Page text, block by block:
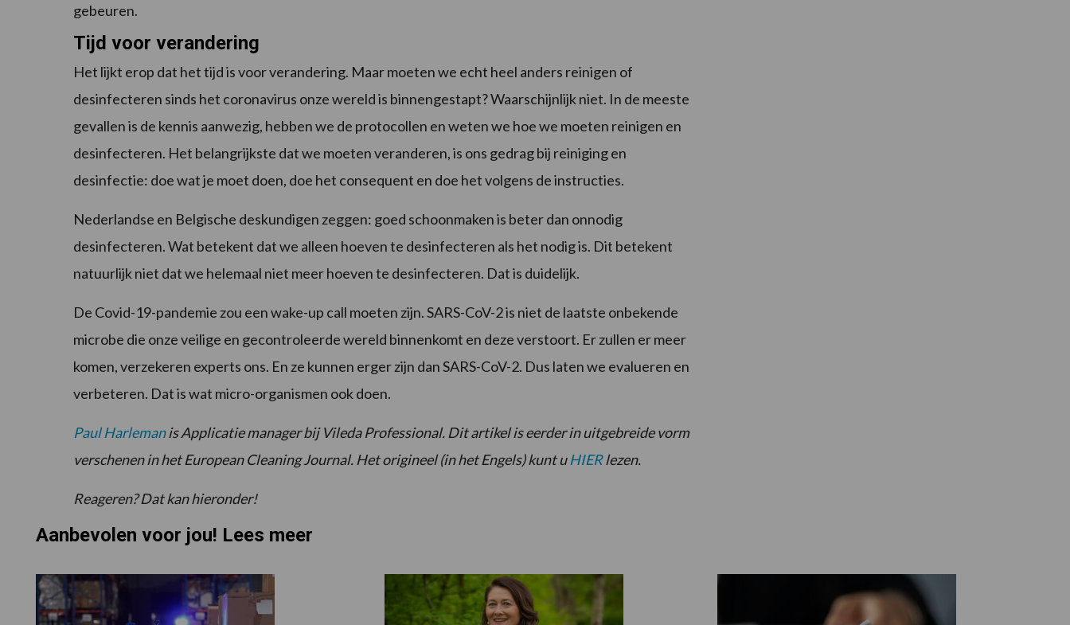
gebeuren.
Tijd voor verandering
Het lijkt erop dat het tijd is voor verandering. Maar moeten we echt heel anders reinigen of
desinfecteren sinds het coronavirus onze wereld is binnengestapt? Waarschijnlijk niet. In de meeste
gevallen is de kennis aanwezig, hebben we de protocollen en weten we hoe we moeten reinigen en
desinfecteren. Het belangrijkste dat we moeten veranderen, is ons gedrag bij reiniging en
desinfectie: doe wat je moet doen, doe het consequent en doe het volgens de instructies.
Nederlandse en Belgische deskundigen zeggen: goed schoonmaken is beter dan onnodig
desinfecteren. Wat betekent dat we alleen hoeven te desinfecteren als het nodig is. Dit betekent
natuurlijk niet dat we helemaal niet meer hoeven te desinfecteren. Dat is duidelijk.
De Covid-19-pandemie zou een wake-up call moeten zijn. SARS-CoV-2 is niet de laatste onbekende
microbe die onze veilige en gecontroleerde wereld binnenkomt en deze verstoort. Er zullen er meer
komen, verzekeren experts ons. En ze kunnen erger zijn dan SARS-CoV-2. Dus laten we evalueren en
verbeteren. Dat is wat micro-organismen ook doen.
Paul Harlemanis Applicatie manager bij Vileda Professional. Dit artikel is eerder in uitgebreide vorm
verschenen in het European Cleaning Journal. Het origineel (in het Engels) kunt uHIERlezen.
Reageren? Dat kan hieronder!
Aanbevolen voor jou! Lees meer